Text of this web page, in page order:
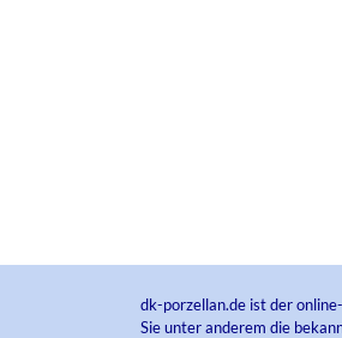
dk-porzellan.de ist der
Sie unter anderem die